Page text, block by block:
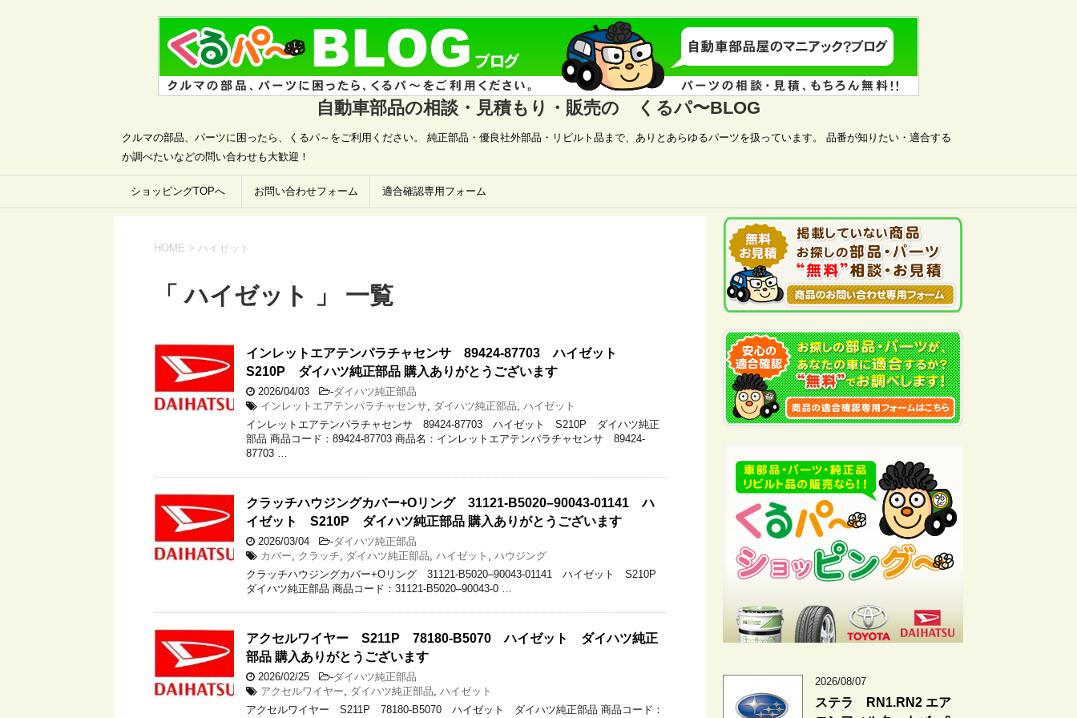
自動車部品の相談・見積もり・販売の くるパ〜BLOG
クルマの部品、パーツに困ったら、くるパ～をご利用ください。 純正部品・優良社外部品・リビルト品まで、ありとあらゆるパーツを扱っています。 品番が知りたい・適合する
か調べたいなどの問い合わせも大歓迎！
ショッピングTOPへ お問い合わせフォーム 適合確認専用フォーム
HOME > ハイゼット
「 ハイゼット 」 一覧
インレットエアテンパラチャセンサ 89424-87703 ハイゼット
S210P ダイハツ純正部品 購入ありがとうございます
2026/04/03 -ダイハツ純正部品
インレットエアテンパラチャセンサ, ダイハツ純正部品, ハイゼット
インレットエアテンパラチャセンサ 89424-87703 ハイゼット S210P ダイハツ純正
部品 商品コード：89424-87703 商品名：インレットエアテンパラチャセンサ 89424-
87703 …
クラッチハウジングカバー+Oリング 31121-B5020–90043-01141 ハ
イゼット S210P ダイハツ純正部品 購入ありがとうございます
2026/03/04 -ダイハツ純正部品
カバー, クラッチ, ダイハツ純正部品, ハイゼット , ハウジング
クラッチハウジングカバー+Oリング 31121-B5020–90043-01141 ハイゼット S210P
ダイハツ純正部品 商品コード：31121-B5020–90043-0 …
アクセルワイヤー S211P 78180-B5070 ハイゼット ダイハツ純正
部品 購入ありがとうございます
2026/02/25 -ダイハツ純正部品
アクセルワイヤー, ダイハツ純正部品, ハイゼット
アクセルワイヤー S211P 78180-B5070 ハイゼット ダイハツ純正部品 商品コード：
2026/08/07
ステラ RN1.RN2 エア